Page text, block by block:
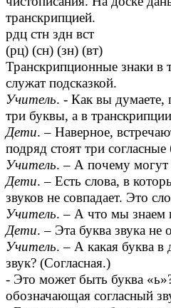
транскрипцией.
рдц стн здн вст
(рц) (сн) (зн) (вт)
Транскрипционные знаки в
служат подсказкой.
Учитель. - Как вы
три буквы, а в
Дети. – Наверное,
подряд стоят три
Учитель. – А почему могут
Дети. – Есть слова, в
звуков не совпадает. Это
Учитель. – А что мы знаем
Дети. – Эта буква звука не
Учитель. – А какая буква в
звук? (Согласная.)
- Это может быть буква
обозначающая согласный